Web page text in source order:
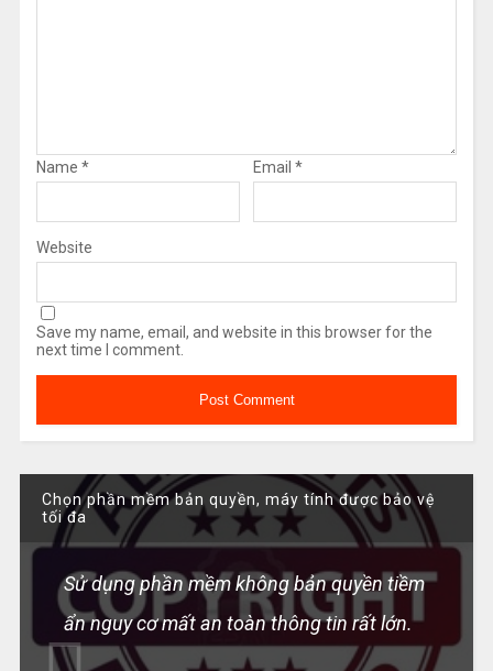
Name * Email *
Website
Save my name, email, and website in this browser for the
next time I comment.
Chọn phần mềm bản quyền, máy tính được bảo vệ
tối đa
Sử dụng phần mềm không bản quyền tiềm
ẩn nguy cơ mất an toàn thông tin rất lớn.